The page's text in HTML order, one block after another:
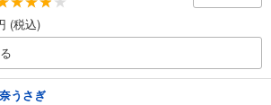
(税込)
うさぎ